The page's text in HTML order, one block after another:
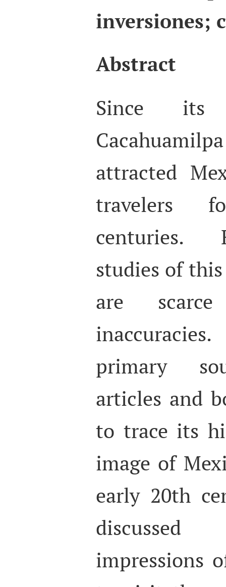
inversiones;
Abstract
Since its
attracted
travelers
centuries.
studies of
are
primary
articles and
to trace its
image of
early 20th
impressions